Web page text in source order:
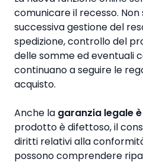
comunicare il recesso.
successiva gestione del
spedizione, controllo del
delle somme ed eventuali
continuano a seguire le
acquisto.
Anche la garanzia legale
prodotto è difettoso, il
diritti relativi alla
possono comprendere